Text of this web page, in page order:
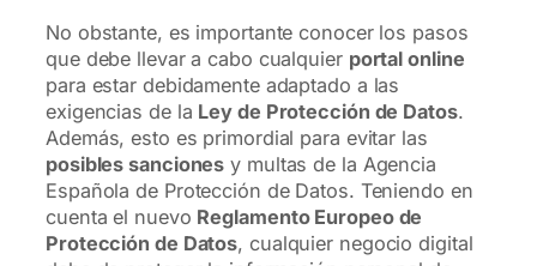
No obstante, es importante conocer los pasos
que debe llevar a cabo cualquier portal online
para estar debidamente adaptado a las
exigencias de la Ley de Protección de Datos.
Además, esto es primordial para evitar las
posibles sanciones y multas de la Agencia
Española de Protección de Datos. Teniendo en
cuenta el nuevo Reglamento Europeo de
Protección de Datos, cualquier negocio digital